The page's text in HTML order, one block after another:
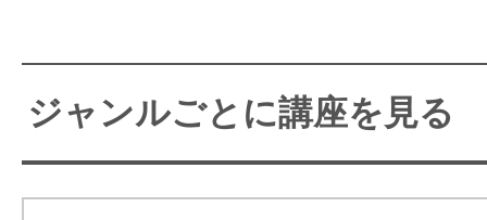
サイトマッ
ジャンルごとに講座を見る